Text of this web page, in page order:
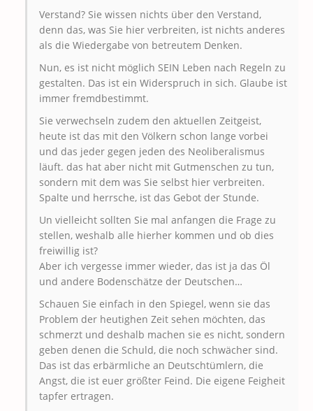
Verstand? Sie wissen nichts über den Verstand,
denn das, was Sie hier verbreiten, ist nichts anderes
als die Wiedergabe von betreutem Denken.
Nun, es ist nicht möglich SEIN Leben nach Regeln zu
gestalten. Das ist ein Widerspruch in sich. Glaube ist
immer fremdbestimmt.
Sie verwechseln zudem den aktuellen Zeitgeist,
heute ist das mit den Völkern schon lange vorbei
und das jeder gegen jeden des Neoliberalismus
läuft. das hat aber nicht mit Gutmenschen zu tun,
sondern mit dem was Sie selbst hier verbreiten.
Spalte und herrsche, ist das Gebot der Stunde.
Un vielleicht sollten Sie mal anfangen die Frage zu
stellen, weshalb alle hierher kommen und ob dies
freiwillig ist?
Aber ich vergesse immer wieder, das ist ja das Öl
und andere Bodenschätze der Deutschen…
Schauen Sie einfach in den Spiegel, wenn sie das
Problem der heutighen Zeit sehen möchten, das
schmerzt und deshalb machen sie es nicht, sondern
geben denen die Schuld, die noch schwächer sind.
Das ist das erbärmliche an Deutschtümlern, die
Angst, die ist euer größter Feind. Die eigene Feigheit
tapfer ertragen.